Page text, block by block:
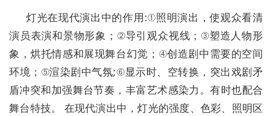
灯光在现代演出中的作用:①照明演出，使观众看清
演员表演和景物形象；②导引观众视线；③塑造人物形
象，烘托情感和展现舞台幻觉；④创造剧中需要的空间
环境；⑤渲染剧中气氛;⑥显示时、空转换，突出戏剧矛
盾冲突和加强舞台节奏，丰富艺术感染力。有时也配合
舞台特技。 在现代演出中，灯光的强度、色彩、照明区